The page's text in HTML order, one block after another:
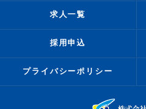
求人一覧
採用申込
プライバシーポリシー